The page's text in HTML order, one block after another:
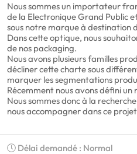
Nous sommes un importateur
de la Electronique Grand Public
sous notre marque à destination
Dans cette optique, nous
de nos packaging.
Nous avons plusieurs familles
décliner cette charte sous
marquer les segmentations
Récemment nous avons défini un
Nous sommes donc à la
nous accompagner dans ce
Délai demandé : Normal